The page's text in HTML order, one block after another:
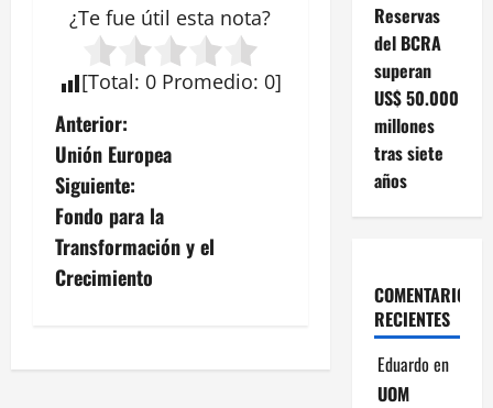
¿Te fue útil esta nota?
[Total: 0 Promedio: 0]
N
a
v
e
a
Anterior:
Unión Europea
Siguiente:
Fondo para la
Transformación y el
Crecimiento
Reservas
del BCRA
superan
US$ 50.000
millones
tras siete
años
COMENTARIOS
RECIENTES
Eduardo en
UOM